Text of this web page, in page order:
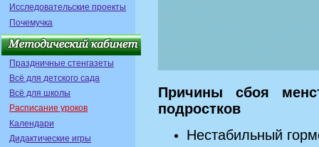
Исследовательские проекты
Почемучка
Праздничные стенгазеты
Всё для детского сада
Всё для школы
Расписание уроков
Календари
Дидактические игры
Причины сбоя
подростков
Нестабильный